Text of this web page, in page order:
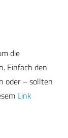
die
Einfach den
oder – sollten
Link